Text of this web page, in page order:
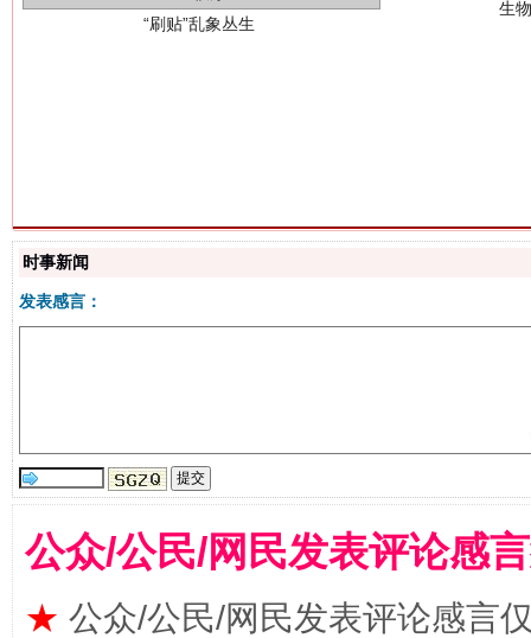
时事新闻
发表感言：
公众/公民/网民发表评论感
★ 公众/公民/网民发表评论感言